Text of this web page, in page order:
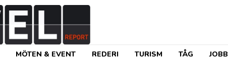
MÖTEN & EVENT REDERI TURISM TÅG JOBB